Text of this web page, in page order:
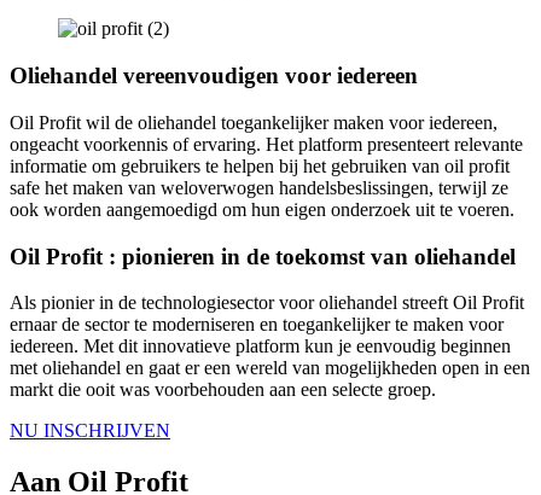
Oliehandel vereenvoudigen voor iedereen
Oil Profit wil de oliehandel toegankelijker maken voor iedereen,
ongeacht voorkennis of ervaring. Het platform presenteert relevante
informatie om gebruikers te helpen bij het gebruiken van oil profit
safe het maken van weloverwogen handelsbeslissingen, terwijl ze
ook worden aangemoedigd om hun eigen onderzoek uit te voeren.
Oil Profit : pionieren in de toekomst van oliehandel
Als pionier in de technologiesector voor oliehandel streeft Oil Profit
ernaar de sector te moderniseren en toegankelijker te maken voor
iedereen. Met dit innovatieve platform kun je eenvoudig beginnen
met oliehandel en gaat er een wereld van mogelijkheden open in een
markt die ooit was voorbehouden aan een selecte groep.
NU INSCHRIJVEN
Aan Oil Profit